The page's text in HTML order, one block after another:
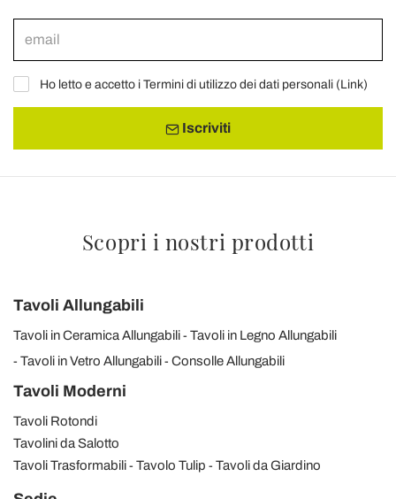
Ho letto e accetto i Termini di utilizzo dei dati personali (Link)
Iscriviti
Scopri i nostri prodotti
Tavoli Allungabili
Tavoli in Ceramica Allungabili
Tavoli in Legno Allungabili
Tavoli in Vetro Allungabili
Consolle Allungabili
Tavoli Moderni
Tavoli Rotondi
Tavolini da Salotto
Tavoli Trasformabili
Tavolo Tulip Tavoli da Giardino